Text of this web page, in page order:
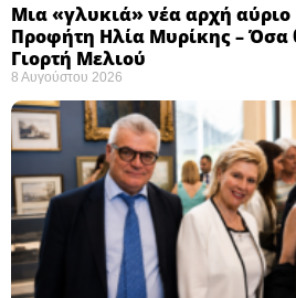
Μια «γλυκιά» νέα αρχή
Προφήτη Ηλία Μυρίκης – Όσα
Γιορτή Μελιού
8 Αυγούστου 2026